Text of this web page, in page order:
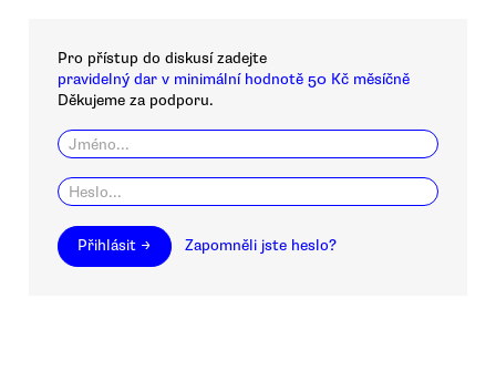
Pro přístup do diskusí zadejte
pravidelný dar v minimální hodnotě 50 Kč měsíčně
Děkujeme za podporu.
Přihlásit → Zapomněli jste heslo?